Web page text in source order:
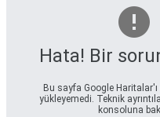
Hata! Bir
Bu sayfa Google
yükleyemedi. Teknik
konsoluna